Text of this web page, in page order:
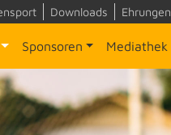
Downloads Ehrungen
Sponsoren Mediathek